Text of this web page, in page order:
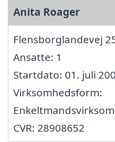
Anita Roager
Flensborglandevej
Ansatte: 1
Startdato: 01. juli
Virksomhedsform:
CVR: 28908652